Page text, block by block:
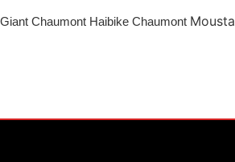
Giant Chaumont Haibike Chaumont